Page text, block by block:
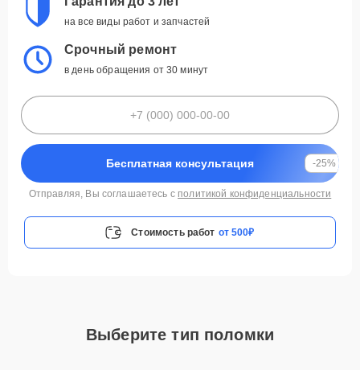
на все виды работ и запчастей
Срочный ремонт
в день обращения от 30 минут
Бесплатная консультация -25%
Отправляя, Вы соглашаетесь с политикой конфиденциальности
Стоимость работ от 500₽
Выберите тип поломки